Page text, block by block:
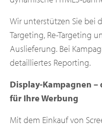
Wir unterstützen Sie bei
Targeting, Re-Targeting
Auslieferung. Bei
detailliertes Reporting.
Display-Kampagnen
für Ihre Werbung
Mit dem Einkauf von